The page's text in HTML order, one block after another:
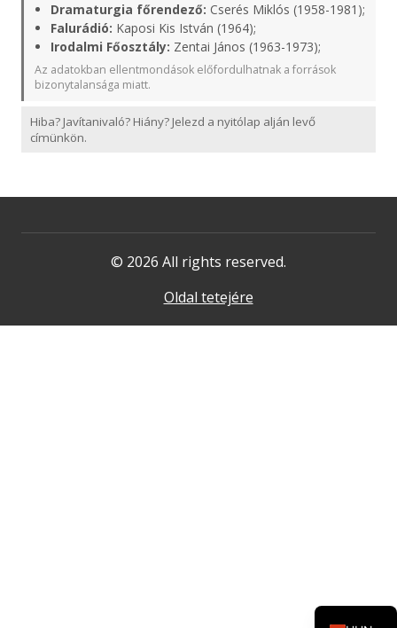
Dramaturgia főrendező: Cserés Miklós (1958-1981);
Falurádió: Kaposi Kis István (1964);
Irodalmi Főosztály: Zentai János (1963-1973);
Az adatokban ellentmondások előfordulhatnak a források
bizonytalansága miatt.
Hiba? Javítanivaló? Hiány? Jelezd a nyitólap alján levő
címünkön.
© 2026 All rights reserved.
Oldal tetejére